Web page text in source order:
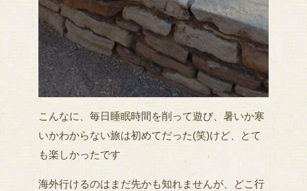
こんなに、毎日睡眠時間を削って遊び、暑いか寒
いかわからない旅は初めてだった(笑)けど、とて
も楽しかったです
海外行けるのはまだ先かも知れませんが、どこ行